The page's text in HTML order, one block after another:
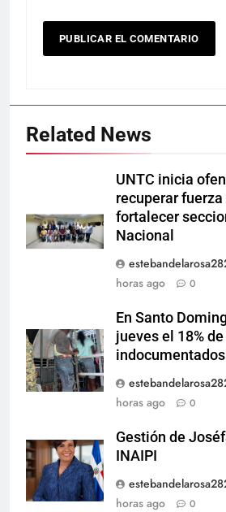
Related News
UNTC inicia
recuperar
fortalecer
Nacional
horas ago
0
En Santo
jueves el 18%
indocumentados
horas ago
0
Gestión de
INAIPI
horas ago
0